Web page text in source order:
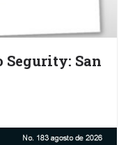
Segurity: San